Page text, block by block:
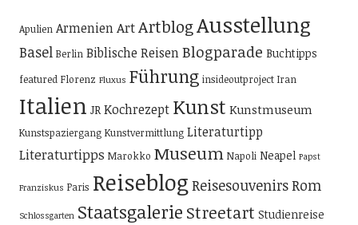
Apulien ArmenienArtArtblogAusstellung
Basel Berlin Biblische ReisenBlogparade Buchtipps
featured Florenz Fluxus Führung insideoutproject Iran
Italien JR Kochrezept Kunst Kunstmuseum
Kunstspaziergang Kunstvermittlung Literaturtipp
Literaturtipps Marokko Museum Napoli Neapel Papst
Franziskus Paris Reiseblog ReisesouvenirsRom
Schlossgarten Staatsgalerie Streetart Studienreise